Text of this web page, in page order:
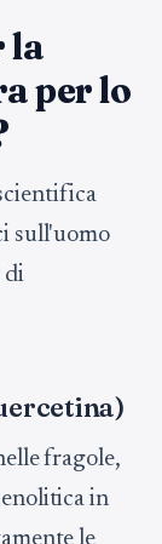
la
per lo
sull'uomo
di
fragole,
in
le